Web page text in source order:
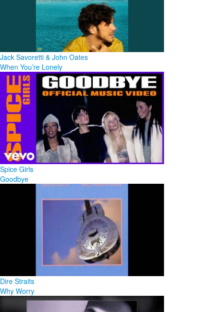
Jack Savoretti & John Oates
When You’re Lonely
Spice Girls
Goodbye
Dire Straits
Why Worry